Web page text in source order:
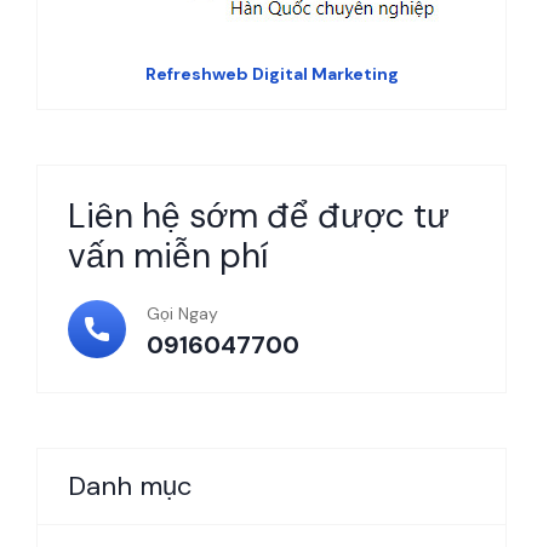
Refreshweb Digital Marketing
Liên hệ sớm để được tư
vấn miễn phí
Gọi Ngay
0916047700
Danh mục